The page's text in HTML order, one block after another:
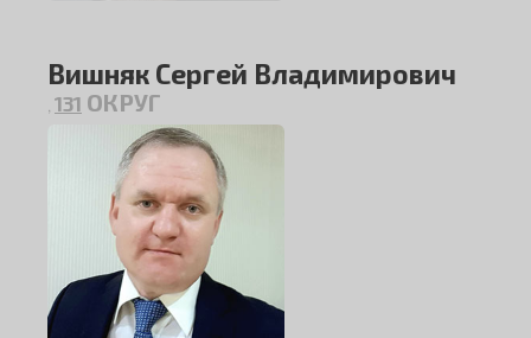
Вишняк Сергей Владимирович
131 ОКРУГ